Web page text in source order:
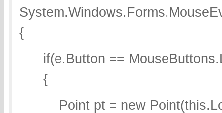
{
if(e.Button ==
{
Point pt = new